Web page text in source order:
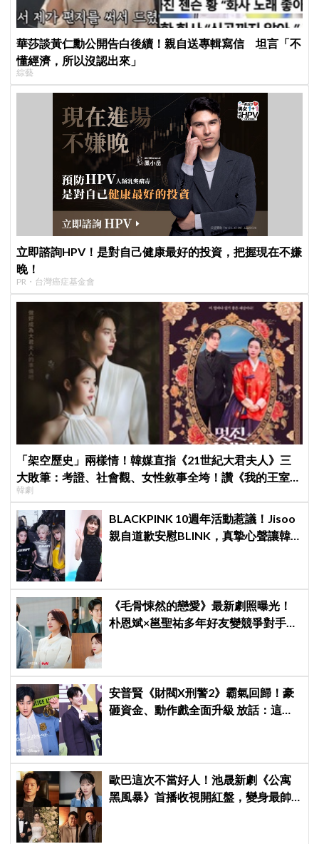
華莎談黃仁勳公開告白後續！親自送專輯寫信 坦言「不
懂經濟，所以沒認出來」
綜藝
立即諮詢HPV！是對自己健康最好的投資，把握現在不嫌
晚！
PR・台灣癌症基金會
「架空歷史」兩樣情！韓媒直指《21世紀大君夫人》三
大敗筆：考證、社會觀、女性敘事全垮！讚《我的王室死
對頭》諷刺到位
韓劇
BLACKPINK 10週年活動惹議！Jisoo
親自道歉安慰BLINK，真摯心聲讓韓
《毛骨悚然的戀愛》最新劇照曝光！
朴恩斌×邕聖祐多年好友變競爭對手，
安普賢《財閥X刑警2》霸氣回歸！豪
砸資金、動作戲全面升級 放話：這次
歐巴這次不當好人！池晟新劇《公寓
黑風暴》首播收視開紅盤，變身最帥